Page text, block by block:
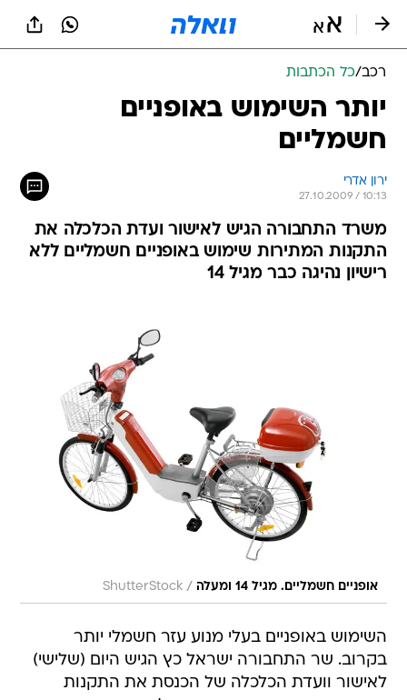
רכב/כל הכתבות
יותר השימוש באופניים
חשמליים
ירון אדרי
27.10.2009 / 10:13
משרד התחבורה הגיש לאישור ועדת הכלכלה את
התקנות המתירות שימוש באופניים חשמליים ללא
רישיון נהיגה כבר מגיל 14
אופניים חשמליים. מגיל 14 ומעלה /
ShutterStock
השימוש באופניים בעלי מנוע עזר חשמלי יותר
בקרוב. שר התחבורה ישראל כץ הגיש היום (שלישי)
לאישור וועדת הכלכלה של הכנסת את התקנות